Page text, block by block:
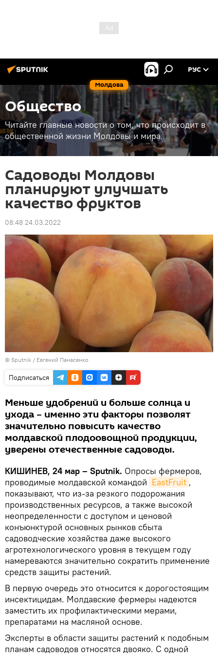
Молдова
РУС
Общество
Читайте главные новости о том, что происходит в
общественной жизни Молдовы и мира.
Садоводы Молдовы
планируют улучшать
качество фруктов
08:48 24.03.2022
© Sputnik / Евгений Панасенко
Подписаться
Меньше удобрений и больше солнца и
ухода – именно эти факторы позволят
значительно повысить качество
молдавской плодоовощной продукции,
уверены отечественные садоводы.
КИШИНЕВ, 24 мар – Sputnik. Опросы фермеров,
проводимые молдавской командой EastFruit ,
показывают, что из-за резкого подорожания
производственных ресурсов, а также высокой
неопределенности с доступом и ценовой
конъюнктурой основных рынков сбыта
садоводческие хозяйства даже высокого
агротехнологического уровня в текущем году
намереваются значительно сократить применение
средств защиты растений.
В первую очередь это относится к дорогостоящим
инсектицидам. Молдавские фермеры надеются
заместить их профилактическими мерами,
препаратами на масляной основе.
Эксперты в области защиты растений к подобным
планам садоводов относятся двояко. С одной